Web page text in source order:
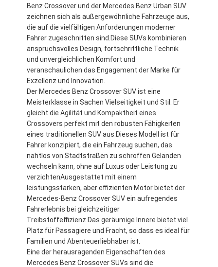
Benz Crossover und der Mercedes Benz Urban SUV
zeichnen sich als außergewöhnliche Fahrzeuge aus,
die auf die vielfältigen Anforderungen moderner
Fahrer zugeschnitten sind.Diese SUVs kombinieren
anspruchsvolles Design, fortschrittliche Technik
und unvergleichlichen Komfort und
veranschaulichen das Engagement der Marke für
Exzellenz und Innovation.
Der Mercedes Benz Crossover SUV ist eine
Meisterklasse in Sachen Vielseitigkeit und Stil. Er
gleicht die Agilität und Kompaktheit eines
Crossovers perfekt mit den robusten Fähigkeiten
eines traditionellen SUV aus.Dieses Modell ist für
Fahrer konzipiert, die ein Fahrzeug suchen, das
nahtlos von Stadtstraßen zu schroffen Geländen
wechseln kann, ohne auf Luxus oder Leistung zu
verzichtenAusgestattet mit einem
leistungsstarken, aber effizienten Motor bietet der
Mercedes-Benz Crossover SUV ein aufregendes
Fahrerlebnis bei gleichzeitiger
Treibstoffeffizienz.Das geräumige Innere bietet viel
Platz für Passagiere und Fracht, so dass es ideal für
Familien und Abenteuerliebhaber ist.
Eine der herausragenden Eigenschaften des
Mercedes Benz Crossover SUVs sind die